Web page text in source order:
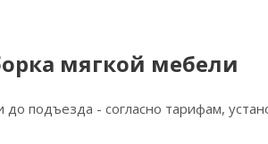
мягкой мебели
до подъезда - согласно тарифам,